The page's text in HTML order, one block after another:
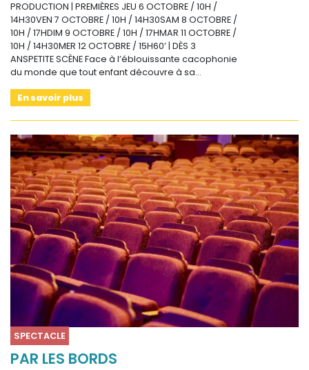
PRODUCTION | PREMIÈRES JEU 6 OCTOBRE / 10H /
14H30VEN 7 OCTOBRE / 10H / 14H30SAM 8 OCTOBRE /
10H / 17HDIM 9 OCTOBRE / 10H / 17HMAR 11 OCTOBRE /
10H / 14H30MER 12 OCTOBRE / 15H60’ | DÈS 3
ANSPETITE SCÈNE Face à l’éblouissante cacophonie
du monde que tout enfant découvre à sa…
En savoir plus
SPECTACLE
PAR LES BORDS